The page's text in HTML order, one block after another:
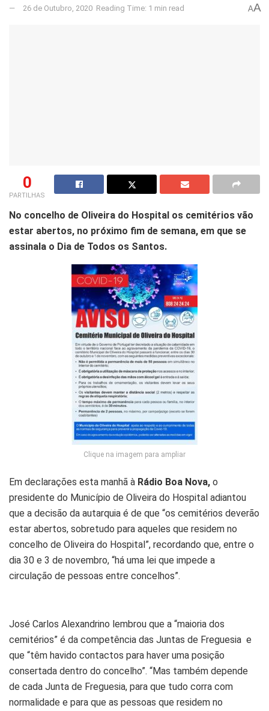
26 de Outubro, 2020 Reading Time: 1 min read AA
0
PARTILHAS
No concelho de Oliveira do Hospital os cemitérios vão
estar abertos, no próximo fim de semana, em que se
assinala o Dia de Todos os Santos.
Clique na imagem para ampliar
Em declarações esta manhã à Rádio Boa Nova, o
presidente do Município de Oliveira do Hospital adiantou
que a decisão da autarquia é de que “os cemitérios deverão
estar abertos, sobretudo para aqueles que residem no
concelho de Oliveira do Hospital”, recordando que, entre o
dia 30 e 3 de novembro, “há uma lei que impede a
circulação de pessoas entre concelhos”.
José Carlos Alexandrino lembrou que a “maioria dos
cemitérios” é da competência das Juntas de Freguesia e
que “têm havido contactos para haver uma posição
consertada dentro do concelho”. “Mas também depende
de cada Junta de Freguesia, para que tudo corra com
normalidade e para que as pessoas que residem no